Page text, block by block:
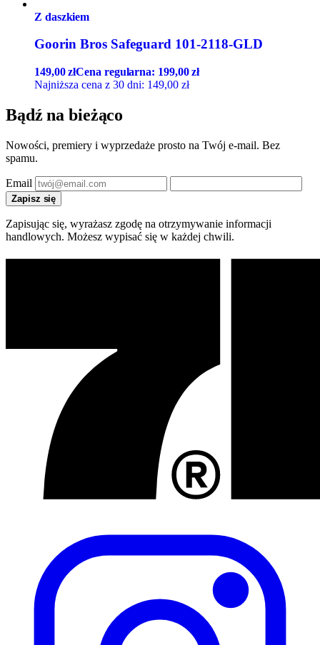
Z daszkiem
Goorin Bros Safeguard 101-2118-GLD
149,00złCena regularna: 199,00zł
Najniższa cena z 30 dni: 149,00 zł
Bądź na bieżąco
Nowości, premiery i wyprzedaże prosto na Twój e-mail. Bez
spamu.
Email
Zapisz się
Zapisując się, wyrażasz zgodę na otrzymywanie informacji
handlowych. Możesz wypisać się w każdej chwili.